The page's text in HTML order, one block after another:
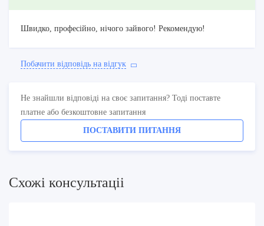
Швидко, професійно, нічого зайвого! Рекомендую!
Побачити вiдповiдь на вiдгук
Не знайшли відповіді на своє запитання? Тоді поставте
платне або безкоштовне запитання
ПОСТАВИТИ ПИТАННЯ
Схожi консультацii